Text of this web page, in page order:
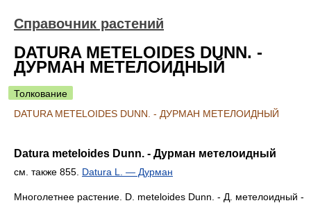
Справочник растений
DATURA METELOIDES DUNN. -
ДУРМАН МЕТЕЛОИДНЫЙ
Толкование
DATURA METELOIDES DUNN. - ДУРМАН МЕТЕЛОИДНЫЙ
Datura meteloides Dunn. - Дурман метелоидный
см. также 855. Datura L. — Дурман
Многолетнее растение. D. meteloides Dunn. - Д. метелоидный -